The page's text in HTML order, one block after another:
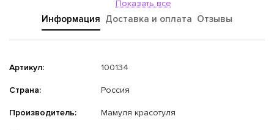
Показать все
Информация Доставка и оплата Отзывы
Артикул: 100134
Страна: Россия
Производитель: Мамуля красотуля